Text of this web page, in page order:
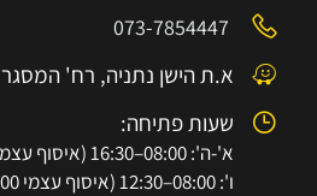
073-7854447
א.ת הישן נתניה, רח' המסגר 11
שעות פתיחה:
א'-ה': 08:00–16:30 (איסוף עצמי 08:00–15:30)
ו': 08:00–12:30 (איסוף עצמי 08:00–12:00)